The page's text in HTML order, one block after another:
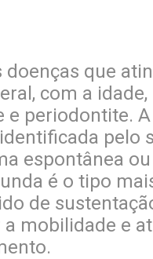
que
com a
e periodontite.
pelo
espontânea
é o tipo
de
a mobilidade e